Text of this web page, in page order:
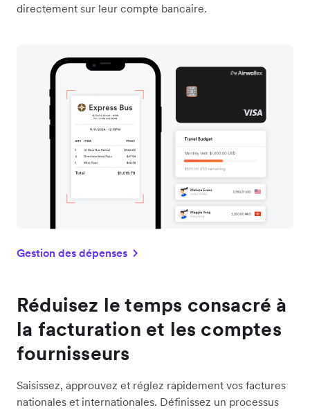
directement sur leur compte bancaire.
Gestion des dépenses
Réduisez le temps consacré à
la facturation et les comptes
fournisseurs
Saisissez, approuvez et réglez rapidement vos factures
nationales et internationales. Définissez un processus